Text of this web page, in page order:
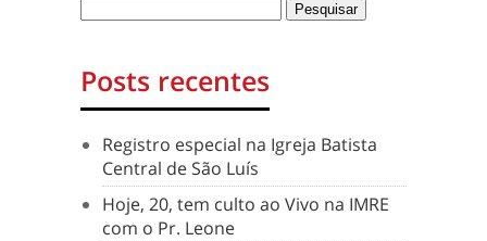
Posts recentes
Registro especial na Igreja Batista
Central de São Luís
Hoje, 20, tem culto ao Vivo na IMRE
com o Pr. Leone